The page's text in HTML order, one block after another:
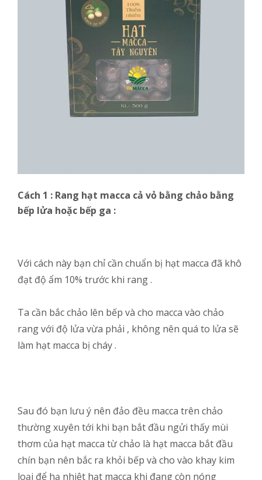
Cách 1 : Rang hạt macca cả vỏ bằng chảo bằng
bếp lửa hoặc bếp ga :
Với cách này bạn chỉ cần chuẩn bị hạt macca đã khô
đạt độ ẩm 10% trước khi rang .
Ta cần bắc chảo lên bếp và cho macca vào chảo
rang với độ lửa vừa phải , không nên quá to lửa sẽ
làm hạt macca bị cháy .
Sau đó bạn lưu ý nên đảo đều macca trên chảo
thường xuyên tới khi bạn bắt đầu ngửi thấy mùi
thơm của hạt macca từ chảo là hạt macca bắt đầu
chín bạn nên bắc ra khỏi bếp và cho vào khay kim
loại để hạ nhiệt hạt macca khi đang còn nóng